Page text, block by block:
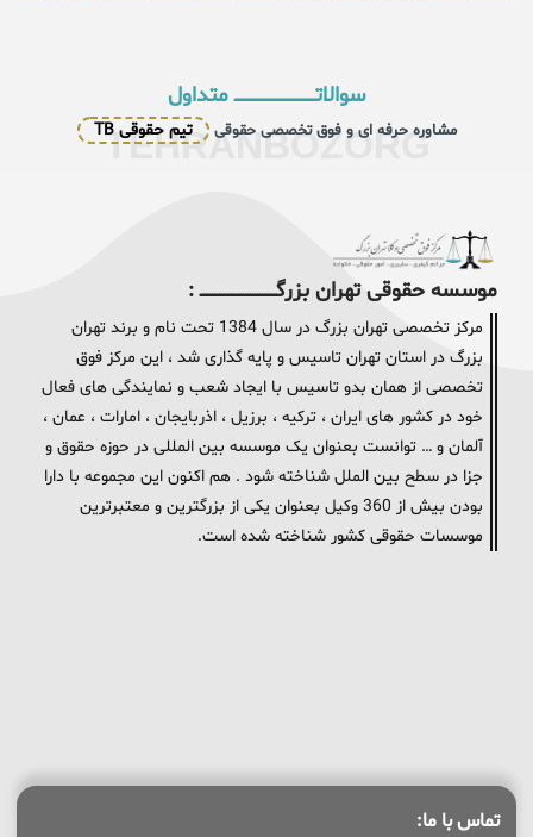
سوالاتــــــــــــــــــــــــــــــــــ متداول
TEHRANBOZORG
مشاوره حرفه ای و فوق تخصصی حقوقی تیم حقوقی TB
موسسه حقوقی تهران بزرگــــــــــــــــــــــــــــــــ :
مرکز تخصصی تهران بزرگ در سال 1384 تحت نام و برند تهران
بزرگ در استان تهران تاسیس و پایه گذاری شد ، این مرکز فوق
تخصصی از همان بدو تاسیس با ایجاد شعب و نمایندگی های فعال
خود در کشور های ایران ، ترکیه ، برزیل ، اذربایجان ، امارات ، عمان ،
آلمان و … توانست بعنوان یک موسسه بین المللی در حوزه حقوق و
جزا در سطح بین الملل شناخته شود . هم اکنون این مجموعه با دارا
بودن بیش از 360 وکیل بعنوان یکی از بزرگترین و معتبرترین
موسسات حقوقی کشور شناخته شده است.
تماس با ما: